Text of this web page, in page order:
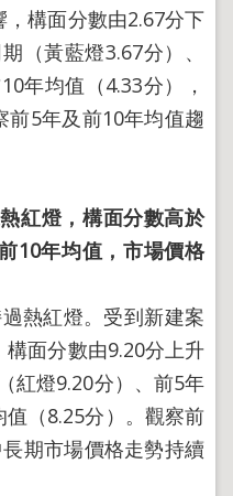
構面分數由2.67分下
（黃藍燈3.67分）、
年均值（4.33分），
前5年及前10年均值趨
紅燈，構面分數高於
10年均值，市場價格
熱紅燈。受到新建案
面分數由9.20分上升
紅燈9.20分）、前5年
（8.25分）。觀察前
期市場價格走勢持續